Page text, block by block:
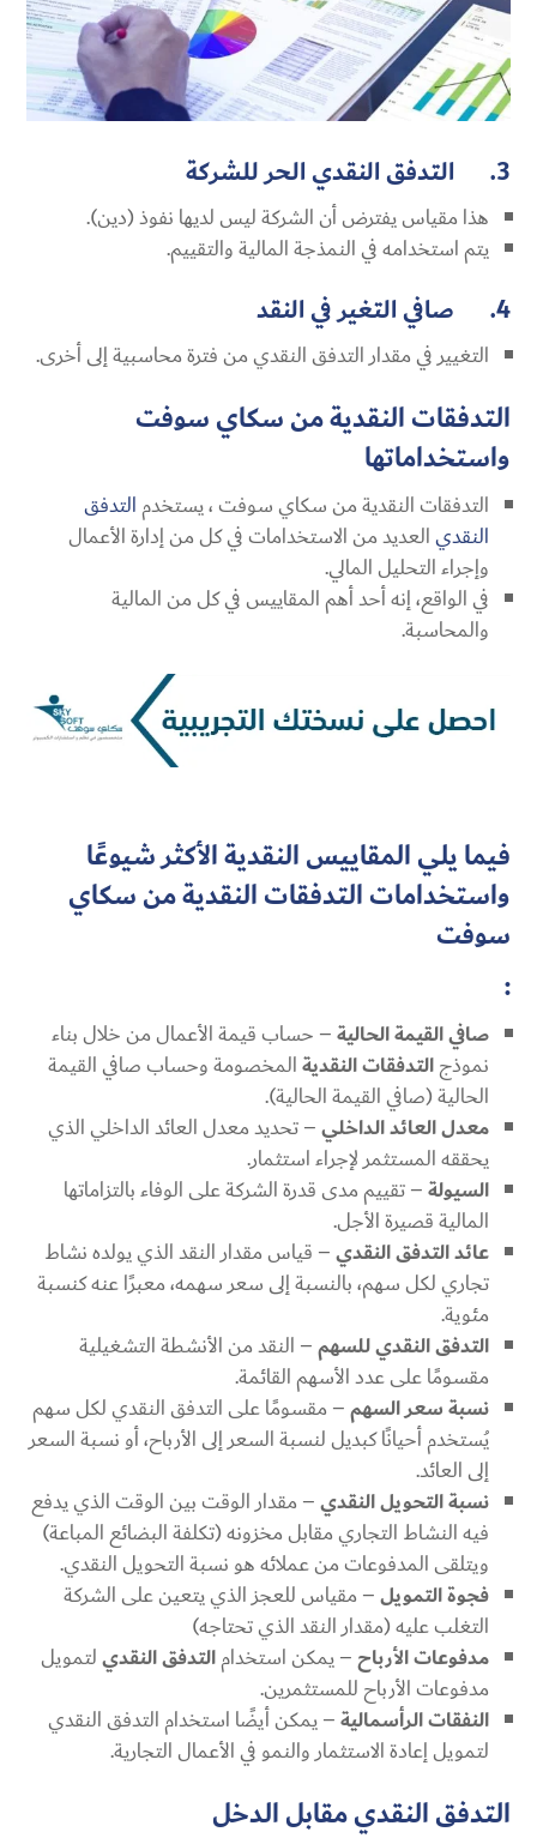
3. التدفق النقدي الحر للشركة
هذا مقياس يفترض أن الشركة ليس لديها نفوذ (دين).
يتم استخدامه في النمذجة المالية والتقييم.
4. صافي التغير في النقد
التغيير في مقدار التدفق النقدي من فترة محاسبية إلى أخرى.
التدفقات النقدية من سكاي سوفت
واستخداماتها
التدفقات النقدية من سكاي سوفت ، يستخدم التدفق
النقديالعديد من الاستخدامات في كل من إدارة الأعمال
وإجراء التحليل المالي.
في الواقع، إنه أحد أهم المقاييس في كل من المالية
والمحاسبة.
فيما يلي المقاييس النقدية الأكثر شيوعًا
واستخدامات التدفقات النقدية من سكاي
سوفت
:
صافي القيمة الحالية– حساب قيمة الأعمال من خلال بناء
نموذجالتدفقات النقديةالمخصومة وحساب صافي القيمة
الحالية (صافي القيمة الحالية).
معدل العائد الداخلي– تحديد معدل العائد الداخلي الذي
يحققه المستثمر لإجراء استثمار.
السيولة– تقييم مدى قدرة الشركة على الوفاء بالتزاماتها
المالية قصيرة الأجل.
عائد التدفق النقدي– قياس مقدار النقد الذي يولده نشاط
تجاري لكل سهم، بالنسبة إلى سعر سهمه، معبرًا عنه كنسبة
مئوية.
التدفق النقدي للسهم– النقد من الأنشطة التشغيلية
مقسومًا على عدد الأسهم القائمة.
نسبةسعر السهم– مقسومًا على التدفق النقدي لكل سهم
يُستخدم أحيانًا كبديل لنسبة السعر إلى الأرباح، أو نسبة السعر
إلى العائد.
نسبة التحويل النقدي– مقدار الوقت بين الوقت الذي يدفع
فيه النشاط التجاري مقابل مخزونه (تكلفة البضائع المباعة)
ويتلقى المدفوعات من عملائه هو نسبة التحويل النقدي.
فجوة التمويل– مقياس للعجز الذي يتعين على الشركة
التغلب عليه (مقدار النقد الذي تحتاجه)
مدفوعات الأرباح– يمكن استخدامالتدفق النقديلتمويل
مدفوعات الأرباح للمستثمرين.
النفقات الرأسمالية– يمكن أيضًا استخدام التدفق النقدي
لتمويل إعادة الاستثمار والنمو في الأعمال التجارية.
التدفق النقدي مقابل الدخل